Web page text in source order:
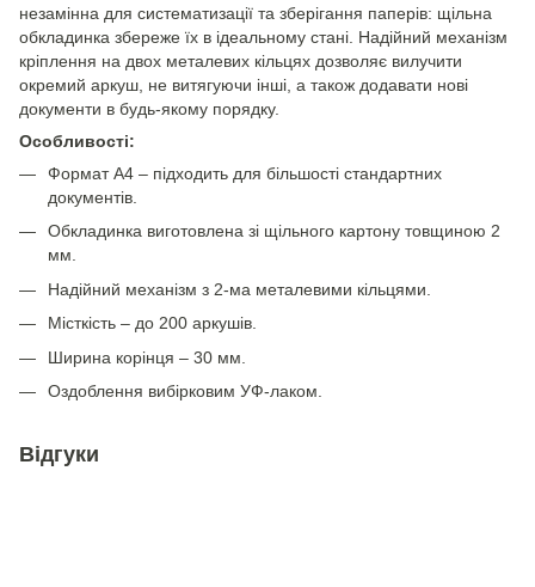
незамінна для систематизації та зберігання паперів: щільна
обкладинка збереже їх в ідеальному стані. Надійний механізм
кріплення на двох металевих кільцях дозволяє вилучити
окремий аркуш, не витягуючи інші, а також додавати нові
документи в будь-якому порядку.
Особливості:
Формат А4 – підходить для більшості стандартних
документів.
Обкладинка виготовлена зі щільного картону товщиною 2
мм.
Надійний механізм з 2-ма металевими кільцями.
Місткість – до 200 аркушів.
Ширина корінця – 30 мм.
Оздоблення вибірковим УФ-лаком.
Відгуки